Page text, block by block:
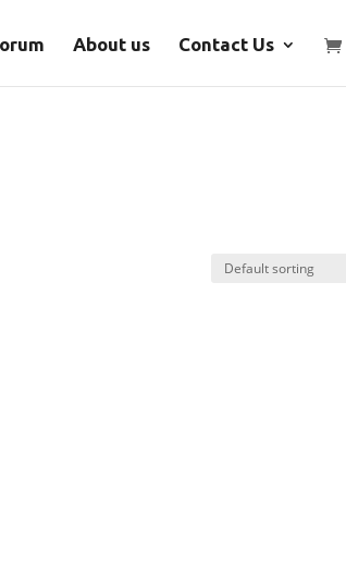
About us Contact Us